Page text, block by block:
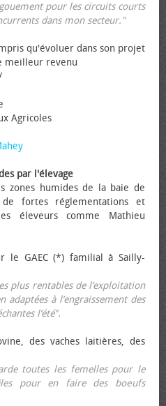
pour les circuits courts
dans mon secteur."
qu'évoluer dans son projet
meilleur revenu
Agricoles
par l'élevage
zones humides de la baie de
fortes réglementations et
éleveurs comme Mathieu
le GAEC (*) familial à Sailly-
plus rentables de l’exploitation
adaptées à l’engraissement des
l’été".
des vaches laitières, des
toutes les femelles pour le
pour en faire des bœufs